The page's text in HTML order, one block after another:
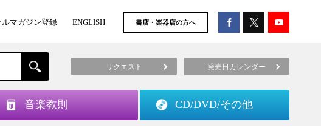
ルマガジン登録 ENGLISH 書店・楽器店の方へ
リクエスト 発売日カレンダー
音楽教則 CD/DVD/その他